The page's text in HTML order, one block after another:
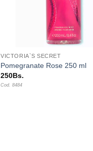
VICTORIA`S SECRET
Pomegranate Rose 250 ml
250Bs.
Cod. 8484